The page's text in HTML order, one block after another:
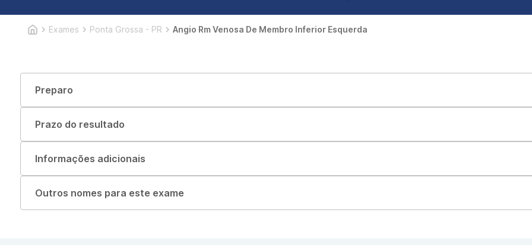
Exames Ponta Grossa - PR Angio Rm Venosa De Membro Inferior Esquerda
Preparo
Prazo do resultado
Informações adicionais
Outros nomes para este exame